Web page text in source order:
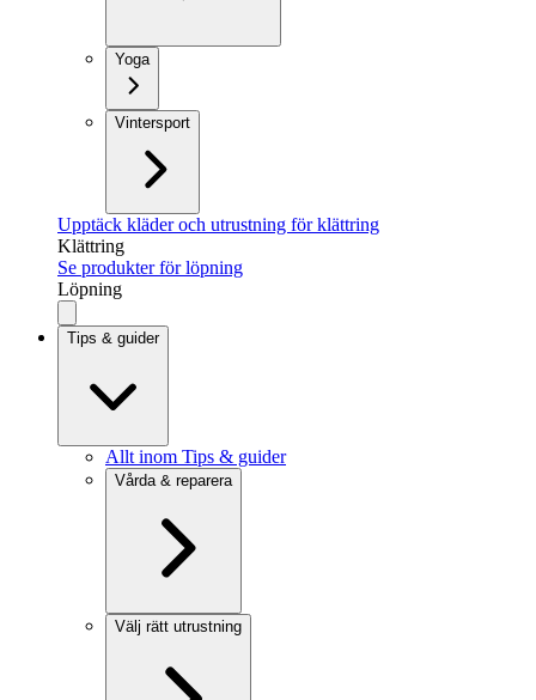
Yoga
Vintersport
Upptäck kläder och utrustning för klättring
Klättring
Se produkter för löpning
Löpning
Tips & guider
Allt inom Tips & guider
Vårda & reparera
Välj rätt utrustning